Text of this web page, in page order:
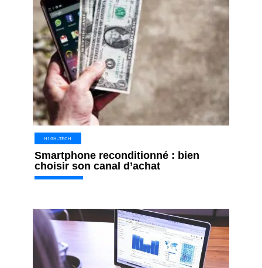
HIGH-TECH
Smartphone reconditionné : bien
choisir son canal d’achat